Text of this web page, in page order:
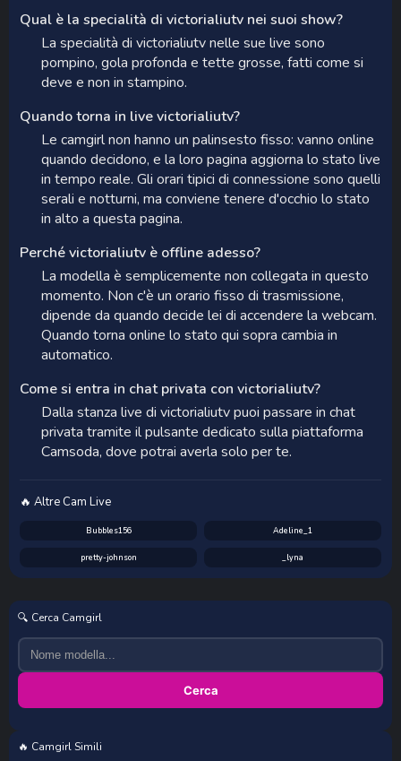
Qual è la specialità di victorialiutv nei suoi show?
La specialità di victorialiutv nelle sue live sono
pompino, gola profonda e tette grosse, fatti come si
deve e non in stampino.
Quando torna in live victorialiutv?
Le camgirl non hanno un palinsesto fisso: vanno online
quando decidono, e la loro pagina aggiorna lo stato live
in tempo reale. Gli orari tipici di connessione sono quelli
serali e notturni, ma conviene tenere d'occhio lo stato
in alto a questa pagina.
Perché victorialiutv è offline adesso?
La modella è semplicemente non collegata in questo
momento. Non c'è un orario fisso di trasmissione,
dipende da quando decide lei di accendere la webcam.
Quando torna online lo stato qui sopra cambia in
automatico.
Come si entra in chat privata con victorialiutv?
Dalla stanza live di victorialiutv puoi passare in chat
privata tramite il pulsante dedicato sulla piattaforma
Camsoda, dove potrai averla solo per te.
🔥 Altre Cam Live
Bubbles156 Adeline_1
pretty-johnson _lyna
🔍 Cerca Camgirl
Cerca
🔥 Camgirl Simili